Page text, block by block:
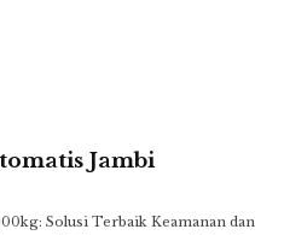
Jambi
Solusi Terbaik Keamanan dan